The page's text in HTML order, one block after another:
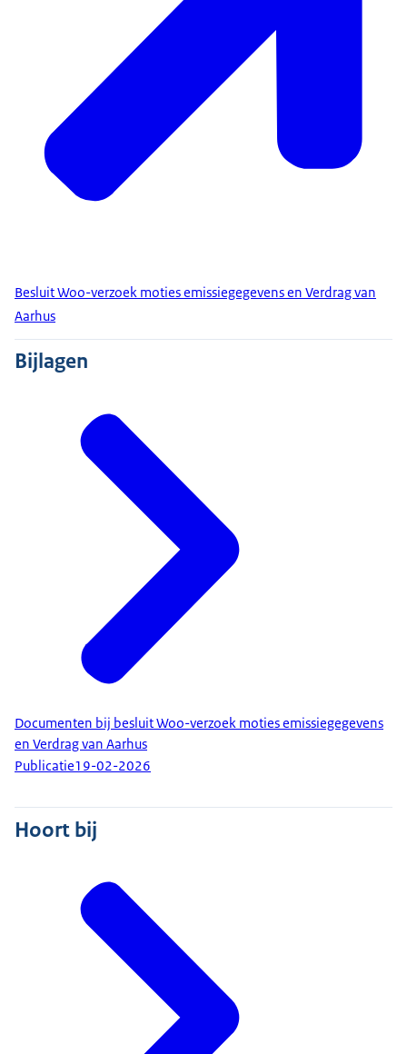
Besluit Woo-verzoek moties emissiegegevens en Verdrag van
Aarhus
Bijlagen
Documenten bij besluit Woo-verzoek moties emissiegegevens
en Verdrag van Aarhus
Publicatie19-02-2026
Hoort bij